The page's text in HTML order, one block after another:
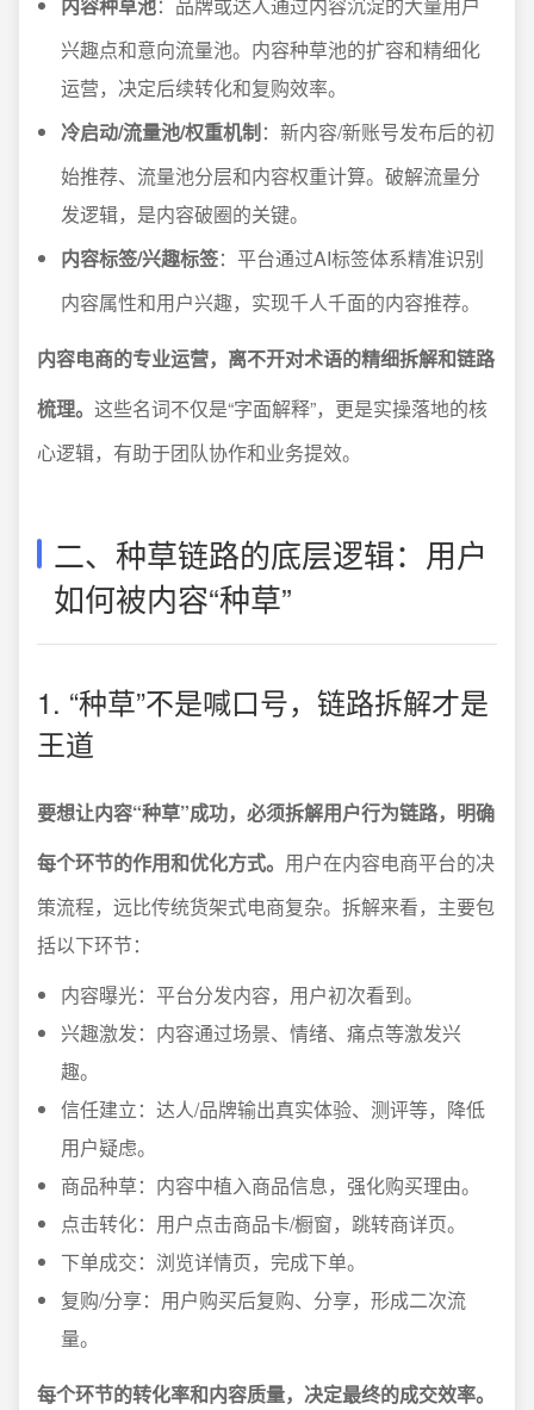
内容种草池：品牌或达人通过内容沉淀的大量用户
兴趣点和意向流量池。内容种草池的扩容和精细化
运营，决定后续转化和复购效率。
冷启动/流量池/权重机制：新内容/新账号发布后的初
始推荐、流量池分层和内容权重计算。破解流量分
发逻辑，是内容破圈的关键。
内容标签/兴趣标签：平台通过AI标签体系精准识别
内容属性和用户兴趣，实现千人千面的内容推荐。
内容电商的专业运营，离不开对术语的精细拆解和链路
梳理。 这些名词不仅是“字面解释”，更是实操落地的核
心逻辑，有助于团队协作和业务提效。
二、种草链路的底层逻辑：用户
如何被内容“种草”
1. “种草”不是喊口号，链路拆解才是
王道
要想让内容“种草”成功，必须拆解用户行为链路，明确
每个环节的作用和优化方式。 用户在内容电商平台的决
策流程，远比传统货架式电商复杂。拆解来看，主要包
括以下环节：
内容曝光：平台分发内容，用户初次看到。
兴趣激发：内容通过场景、情绪、痛点等激发兴
趣。
信任建立：达人/品牌输出真实体验、测评等，降低
用户疑虑。
商品种草：内容中植入商品信息，强化购买理由。
点击转化：用户点击商品卡/橱窗，跳转商详页。
下单成交：浏览详情页，完成下单。
复购/分享：用户购买后复购、分享，形成二次流
量。
每个环节的转化率和内容质量，决定最终的成交效率。